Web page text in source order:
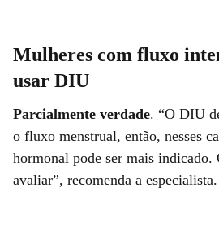
Mulheres com fluxo
usar DIU
Parcialmente verdade. “O DIU
o fluxo menstrual, então, nesses
hormonal pode ser mais indicado.
avaliar”, recomenda a especialista.